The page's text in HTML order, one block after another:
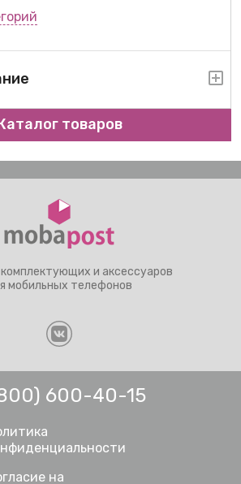
товаров
и аксессуаров
мобильных телефонов
600-40-15
на